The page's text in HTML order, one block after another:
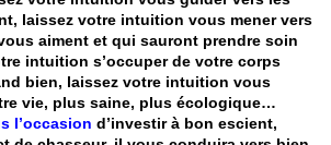
laissez votre intuition vous mener vers
aiment et qui sauront prendre soin
intuition s’occuper de votre corps
bien, laissez votre intuition vous
vie, plus saine, plus écologique…
l’occasion d’investir à bon escient,